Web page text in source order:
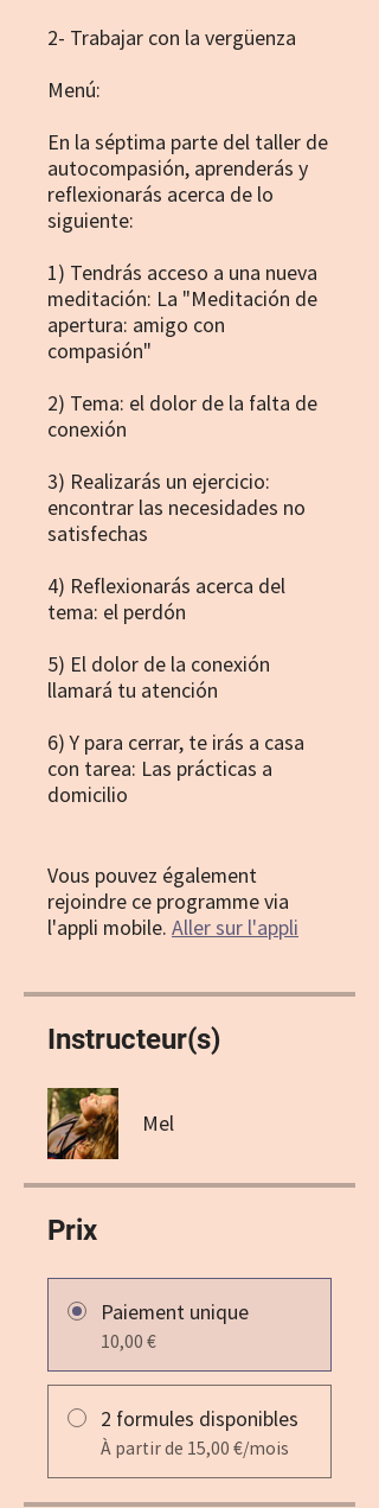
2- Trabajar con la vergüenza
Menú:
En la séptima parte del taller de
autocompasión, aprenderás y
reflexionarás acerca de lo
siguiente:
1) Tendrás acceso a una nueva
meditación: La "Meditación de
apertura: amigo con
compasión"
2) Tema: el dolor de la falta de
conexión
3) Realizarás un ejercicio:
encontrar las necesidades no
satisfechas
4) Reflexionarás acerca del
tema: el perdón
5) El dolor de la conexión
llamará tu atención
6) Y para cerrar, te irás a casa
con tarea: Las prácticas a
domicilio
Vous pouvez également
rejoindre ce programme via
l'appli mobile. Aller sur l'appli
Instructeur(s)
Mel
Prix
Paiement unique
10,00 €
2 formules disponibles
À partir de 15,00 €/mois